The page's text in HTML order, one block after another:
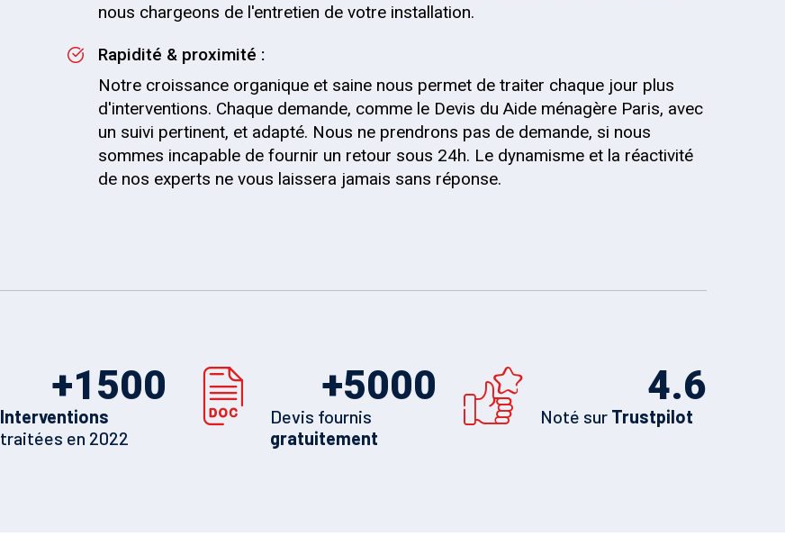
nous chargeons de l'entretien de votre installation.
Rapidité & proximité :
Notre croissance organique et saine nous permet de traiter chaque jour plus
d'interventions. Chaque demande, comme le Devis du Aide ménagère Paris, avec
un suivi pertinent, et adapté. Nous ne prendrons pas de demande, si nous
sommes incapable de fournir un retour sous 24h. Le dynamisme et la réactivité
de nos experts ne vous laissera jamais sans réponse.
1500
+
Interventions
traitées en 2022
5000
+
Devis fournis
gratuitement
4.6
Noté sur Trustpilot